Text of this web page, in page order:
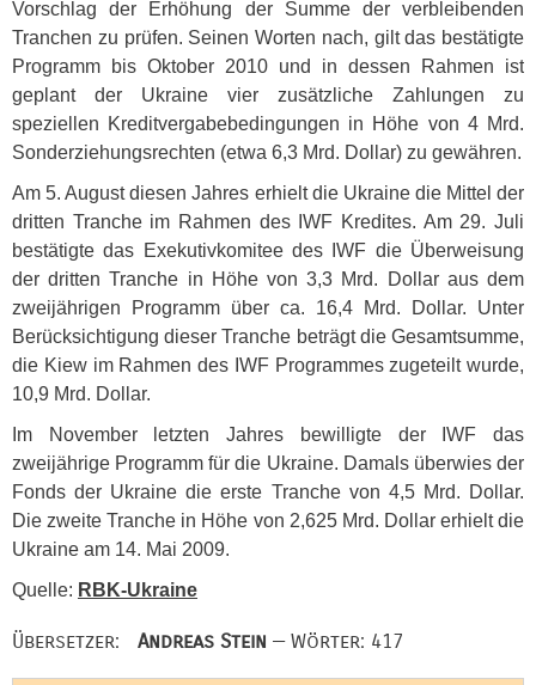
Vorschlag der Erhöhung der Summe der verbleibenden
Tranchen zu prüfen. Seinen Worten nach, gilt das bestätigte
Programm bis Oktober 2010 und in dessen Rahmen ist
geplant der Ukraine vier zusätzliche Zahlungen zu
speziellen Kreditvergabebedingungen in Höhe von 4 Mrd.
Sonderziehungsrechten (etwa 6,3 Mrd. Dollar) zu gewähren.
Am 5. August diesen Jahres erhielt die Ukraine die Mittel der
dritten Tranche im Rahmen des IWF Kredites. Am 29. Juli
bestätigte das Exekutivkomitee des
IWF die Überweisung
der dritten Tranche in Höhe von 3,3 Mrd. Dollar aus dem
zweijährigen Programm über ca. 16,4 Mrd. Dollar. Unter
Berücksichtigung dieser Tranche beträgt die Gesamtsumme,
die Kiew im Rahmen des IWFProgrammes zugeteilt wurde,
10,9 Mrd. Dollar.
Im November letzten Jahres bewilligte der
IWF das
zweijährige Programm für die Ukraine. Damals überwies der
Fonds der Ukraine die erste Tranche von 4,5 Mrd. Dollar.
Die zweite Tranche in Höhe von 2,625 Mrd. Dollar erhielt die
Ukraine am 14. Mai 2009.
Quelle: RBK-Ukraine
Übersetzer: Andreas Stein — Wörter: 417